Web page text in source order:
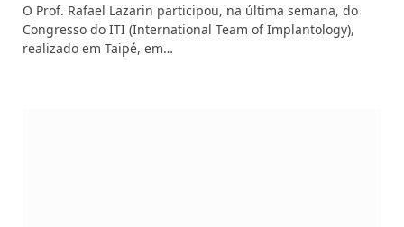
O Prof. Rafael Lazarin participou, na última semana, do
Congresso do ITI (International Team of Implantology),
realizado em Taipé, em…